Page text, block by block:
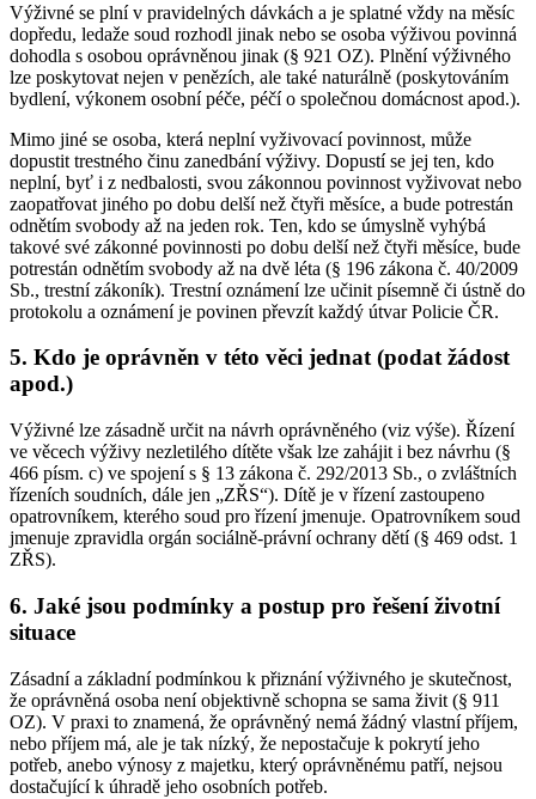
Výživné se plní v pravidelných dávkách a je splatné vždy na měsíc
dopředu, ledaže soud rozhodl jinak nebo se osoba výživou povinná
dohodla s osobou oprávněnou jinak (§ 921 OZ). Plnění výživného
lze poskytovat nejen v penězích, ale také naturálně (poskytováním
bydlení, výkonem osobní péče, péčí o společnou domácnost apod.).
Mimo jiné se osoba, která neplní vyživovací povinnost, může
dopustit trestného činu zanedbání výživy. Dopustí se jej ten, kdo
neplní, byť i z nedbalosti, svou zákonnou povinnost vyživovat nebo
zaopatřovat jiného po dobu delší než čtyři měsíce, a bude potrestán
odnětím svobody až na jeden rok. Ten, kdo se úmyslně vyhýbá
takové své zákonné povinnosti po dobu delší než čtyři měsíce, bude
potrestán odnětím svobody až na dvě léta (§ 196 zákona č. 40/2009
Sb., trestní zákoník). Trestní oznámení lze učinit písemně či ústně do
protokolu a oznámení je povinen převzít každý útvar Policie ČR.
5. Kdo je oprávněn v této věci jednat (podat žádost
apod.)
Výživné lze zásadně určit na návrh oprávněného (viz výše). Řízení
ve věcech výživy nezletilého dítěte však lze zahájit i bez návrhu (§
466 písm. c) ve spojení s § 13 zákona č. 292/2013 Sb., o zvláštních
řízeních soudních, dále jen „ZŘS“). Dítě je v řízení zastoupeno
opatrovníkem, kterého soud pro řízení jmenuje. Opatrovníkem soud
jmenuje zpravidla orgán sociálně-právní ochrany dětí (§ 469 odst. 1
ZŘS).
6. Jaké jsou podmínky a postup pro řešení životní
situace
Zásadní a základní podmínkou k přiznání výživného je skutečnost,
že oprávněná osoba není objektivně schopna se sama živit (§ 911
OZ). V praxi to znamená, že oprávněný nemá žádný vlastní příjem,
nebo příjem má, ale je tak nízký, že nepostačuje k pokrytí jeho
potřeb, anebo výnosy z majetku, který oprávněnému patří, nejsou
dostačující k úhradě jeho osobních potřeb.